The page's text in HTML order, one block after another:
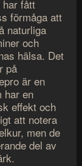
fått
förmåga att
naturliga
och
hälsa. Det
på
är en
har en
effekt och
att notera
men de
del av